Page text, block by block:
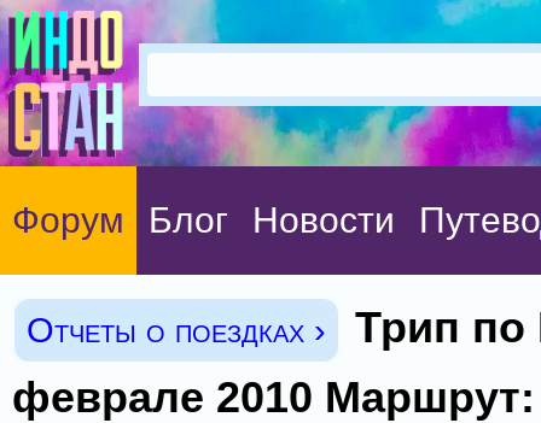
Форум Блог Новости
Отчеты о поездках ›
Трип
феврале 2010